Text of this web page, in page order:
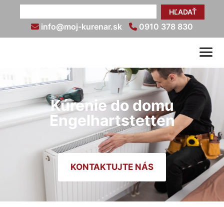
HĽADAŤ
info@moj-kurenar.sk 0910 378 830
Kúrenie do domu
Engelhartstetten
KONTAKTUJTE NÁS